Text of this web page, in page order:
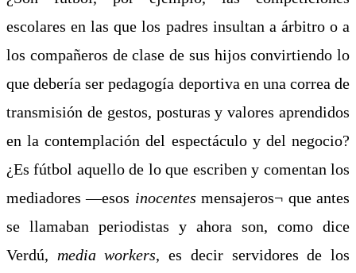
escolares en las que los padres insultan a árbitro o a
los compañeros de clase de sus hijos convirtiendo lo
que debería ser pedagogía deportiva en una correa de
transmisión de gestos, posturas y valores aprendidos
en la contemplación del espectáculo y del negocio?
¿Es fútbol aquello de lo que escriben y comentan los
mediadores ―esos inocentes mensajeros¬ que antes
se llamaban periodistas y ahora son, como dice
Verdú, media workers, es decir servidores de los